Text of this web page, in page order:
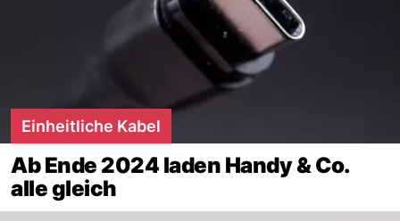
Einheitliche Kabel
Ab Ende 2024 laden Handy & Co.
alle gleich